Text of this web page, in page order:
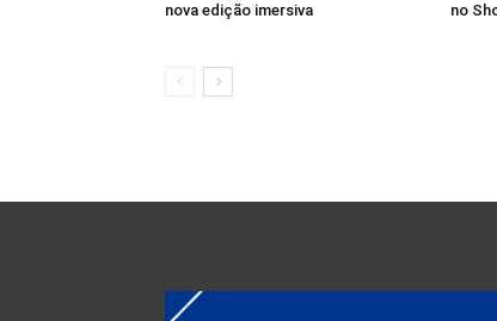
nova edição imersiva
no